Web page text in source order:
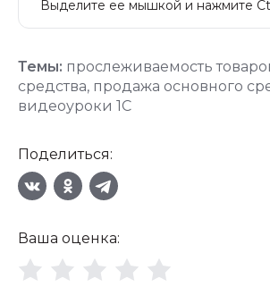
Выделите ее мышкой и нажмите
Темы: прослеживаемость
средства, продажа основного
видеоуроки 1С
Поделиться:
Ваша оценка: